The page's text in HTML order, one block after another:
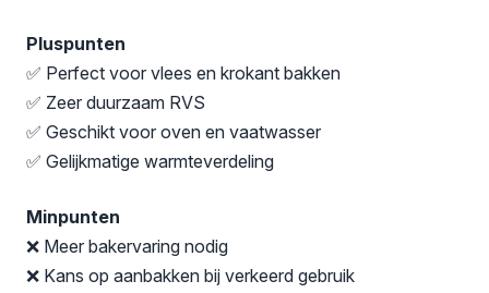
Pluspunten
✅ Perfect voor vlees en krokant bakken
✅ Zeer duurzaam RVS
✅ Geschikt voor oven en vaatwasser
✅ Gelijkmatige warmteverdeling
Minpunten
❌ Meer bakervaring nodig
❌ Kans op aanbakken bij verkeerd gebruik